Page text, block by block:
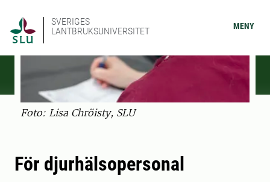
SVERIGES
LANTBRUKSUNIVERSITET
MENY
Foto: Lisa Chröisty, SLU
För djurhälsopersonal